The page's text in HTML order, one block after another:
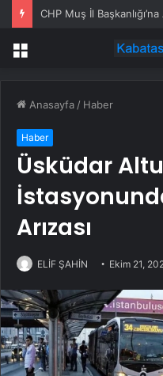
Menü
Anasayfa / Haber
Haber
Üsküdar
Arızası
ELİF ŞAHİN Ekim 21,